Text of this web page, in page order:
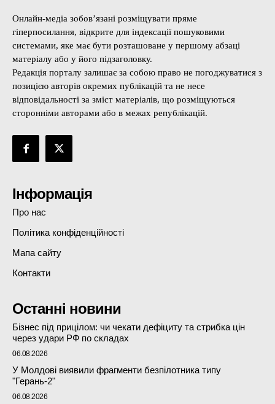
Онлайн-медіа зобов’язані розміщувати пряме
гіперпосилання, відкрите для індексації пошуковими
системами, яке має бути розташоване у першому абзаці
матеріалу або у його підзаголовку.
Редакція порталу залишає за собою право не погоджуватися з
позицією авторів окремих публікацій та не несе
відповідальності за зміст матеріалів, що розміщуються
сторонніми авторами або в межах републікацій.
Інформація
Про нас
Політика конфіденційності
Мапа сайту
Контакти
Останні новини
Бізнес під прицілом: чи чекати дефіциту та стрибка цін
через удари РФ по складах
06.08.2026
У Молдові виявили фрагменти безпілотника типу
"Герань-2"
06.08.2026